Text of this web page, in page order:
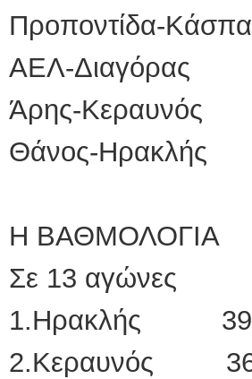
Προποντίδα-
ΑΕΛ-
Άρης-
Θάνος-
Η ΒΑΘΜΟΛΟΓΙΑ
Σε 13 αγώνες
1.Ηρακλής
2.Κεραυνός